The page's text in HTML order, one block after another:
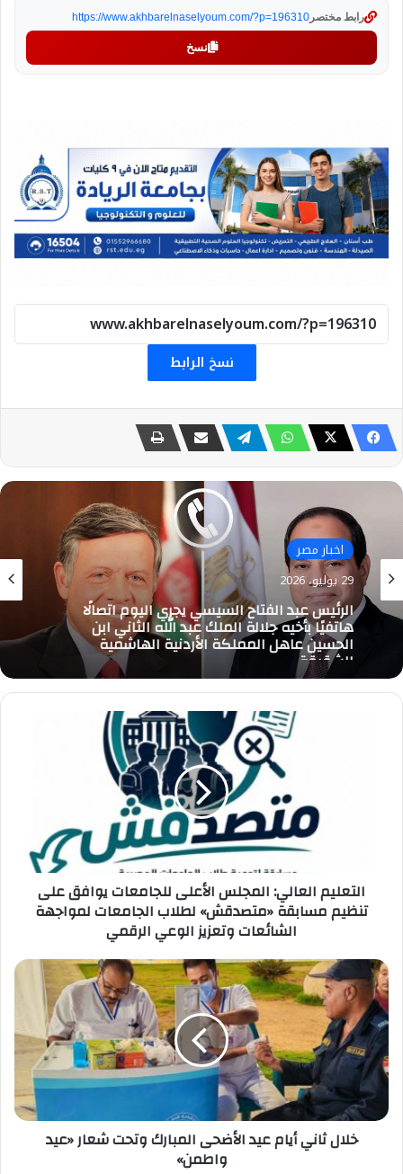
رابط مختصر https://www.akhbarelnaselyoum.com/?p=196310
نسخ
نسخ الرابط
اخبار مصر
29 يوليو، 2026
الرئيس عبد الفتاح السيسي يجري اليوم اتصالًا
هاتفيًا بأخيه جلالة الملك عبد الله الثاني ابن
الحسين عاهل المملكة الأردنية الهاشمية
الشقيقة
«متصدقش»
لطلاب
الشائعات
وتعزيز
الوعي
الرقمي
التعليم العالي: المجلس الأعلى للجامعات يوافق على
تنظيم مسابقة «متصدقش» لطلاب الجامعات لمواجهة
الشائعات وتعزيز الوعي الرقمي
خلال
ثاني
أيام
عيد
الأضحى
المبارك
وتحت
شعار
«عيد
واطمن»خلال ثاني أيام عيد الأضحى المبارك وتحت شعار «عيد
واطمن»